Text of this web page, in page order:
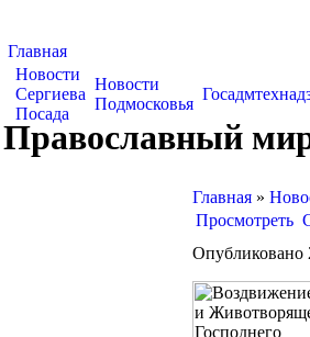
Главная
Новости
Сергиева
Посада
Новости
Подмосковья
Православный мир
Главная »
Просмотреть
Опубликовано